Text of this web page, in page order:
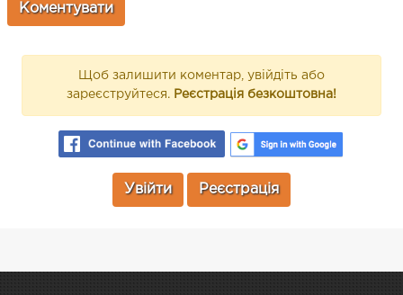
Щоб залишити коментар, увійдіть або
зареєструйтеся. Реєстрація безкоштовна!
Увійти Реєстрація